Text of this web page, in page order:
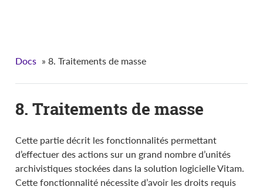
Docs » 8. Traitements de masse
8. Traitements de masse
Cette partie décrit les fonctionnalités permettant
d’effectuer des actions sur un grand nombre d’unités
archivistiques stockées dans la solution logicielle Vitam.
Cette fonctionnalité nécessite d’avoir les droits requis